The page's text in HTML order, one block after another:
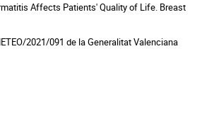
Affects Patients' Quality of Life. Breast
2021/091 de la Generalitat Valenciana